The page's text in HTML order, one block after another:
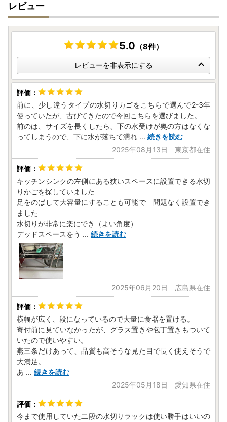
レビュー
5.0 （8件）
レビューを非表示にする
前に、少し違うタイプの水切りカゴをこちらで選んで2-3年
使っていたが、古びてきたので今回こちらを選びました。
前のは、サイズを長くしたら、下の水受けが奥の方はなくな
ってしまうので、下に水が落ちて濡れ ... 続きを読む
2025年08月13日 東京都在住
キッチンシンクの左側にある狭いスペースに設置できる水切
りかごを探していました
足をのばして大容量にすることも可能で 問題なく設置でき
ました
水切りが非常に楽にでき（よい角度）
デッドスペースをう ... 続きを読む
2025年06月20日 広島県在住
横幅が広く、段になっているので大量に食器を置ける。
寄付前に見ていなかったが、グラス置きや包丁置きもついて
いたので使いやすい。
燕三条だけあって、品質も高そうな見た目で長く使えそうで
大満足。
あ ... 続きを読む
2025年05月18日 愛知県在住
今まで使用していた二段の水切りラックは使い勝手はいいの